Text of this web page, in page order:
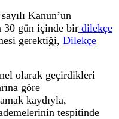
Kanun’un
30 gün içinde bir dilekçe
gerektiği, Dilekçe
olarak geçirdikleri
göre
kaydıyla,
tespitinde